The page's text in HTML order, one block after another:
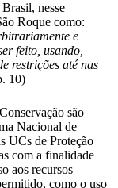
nesse
Roque como:
e
feito, usando,
restrições até nas
10)
são
Nacional de
UCs de Proteção
com a finalidade
aos recursos
como o uso